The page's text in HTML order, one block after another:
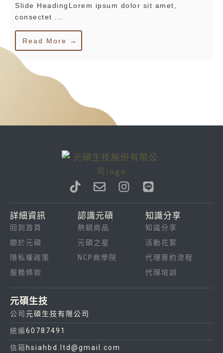
Slide HeadingLorem ipsum dolor sit amet,
consectet ...
Read More →
T
i
k
t
o
k
E
n
v
e
l
o
p
I
n
s
L
i
n
e
詳細資訊
回到首頁
關於元碩
隱私權政策
服務條款
認識元碩
熱銷商品
元碩之星
NCP商學院
知識分享
知識分享
活動花絮
代理簽約流程
代理培訓
元碩生技
公司 元碩生技有限公司
統編60787491
信箱 hsiahbd.ltd@gmail.com